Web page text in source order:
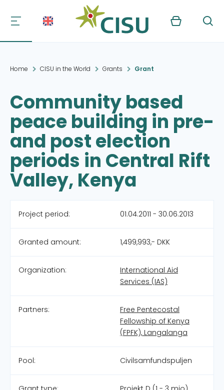
Kurv Søg
Home CISU in the World Grants Grant
Community based
peace building in pre-
and post election
periods in Central Rift
Valley, Kenya
Project period: 01.04.2011 - 30.06.2013
Granted amount: 1,499,993,- DKK
Organization:
International Aid
Services (IAS)
Partners:
Free Pentecostal
Fellowship of Kenya
(FPFK), Langalanga
Pool: Civilsamfundspuljen